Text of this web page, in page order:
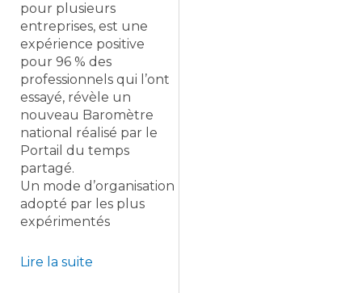
pour plusieurs
entreprises, est une
expérience positive
pour 96 % des
professionnels qui l’ont
essayé, révèle un
nouveau Baromètre
national réalisé par le
Portail du temps
partagé.
Un mode d’organisation
adopté par les plus
expérimentés
Lire la suite